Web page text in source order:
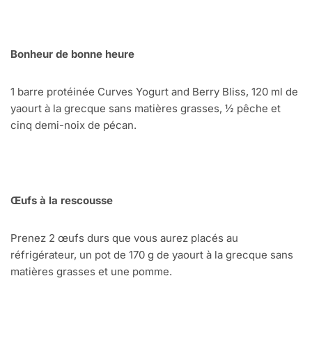
Bonheur de bonne heure
1 barre protéinée Curves Yogurt and Berry Bliss, 120 ml de
yaourt à la grecque sans matières grasses, ½ pêche et
cinq demi-noix de pécan.
Œufs à la rescousse
Prenez 2 œufs durs que vous aurez placés au
réfrigérateur, un pot de 170 g de yaourt à la grecque sans
matières grasses et une pomme.